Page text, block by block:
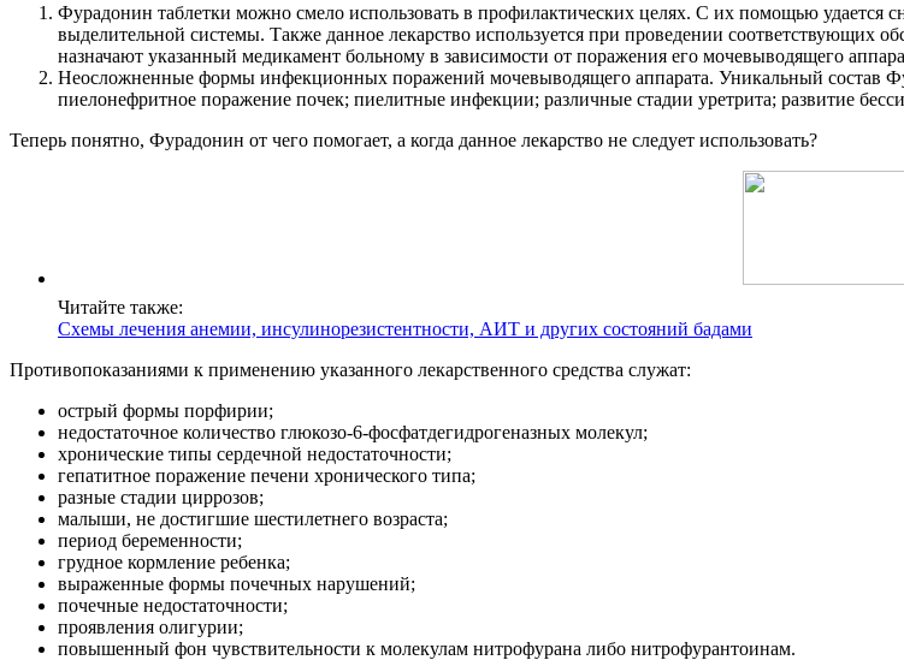
Фурадонин таблетки можно смело использовать в профилактических целях. С их помощью удается
выделительной системы. Также данное лекарство используется при проведении соответствующих
назначают указанный медикамент больному в зависимости от поражения его мочевыводящего
Неосложненные формы инфекционных поражений мочевыводящего аппарата. Уникальный состав
пиелонефритное поражение почек; пиелитные инфекции; различные стадии уретрита; развитие
Теперь понятно, Фурадонин от чего помогает, а когда данное лекарство не следует использовать?
Читайте также:
Схемы лечения анемии, инсулинорезистентности, АИТ и других состояний бадами
Противопоказаниями к применению указанного лекарственного средства служат:
острый формы порфирии;
недостаточное количество глюкозо-6-фосфатдегидрогеназных молекул;
хронические типы сердечной недостаточности;
гепатитное поражение печени хронического типа;
разные стадии циррозов;
малыши, не достигшие шестилетнего возраста;
период беременности;
грудное кормление ребенка;
выраженные формы почечных нарушений;
почечные недостаточности;
проявления олигурии;
повышенный фон чувствительности к молекулам нитрофурана либо нитрофурантоинам.